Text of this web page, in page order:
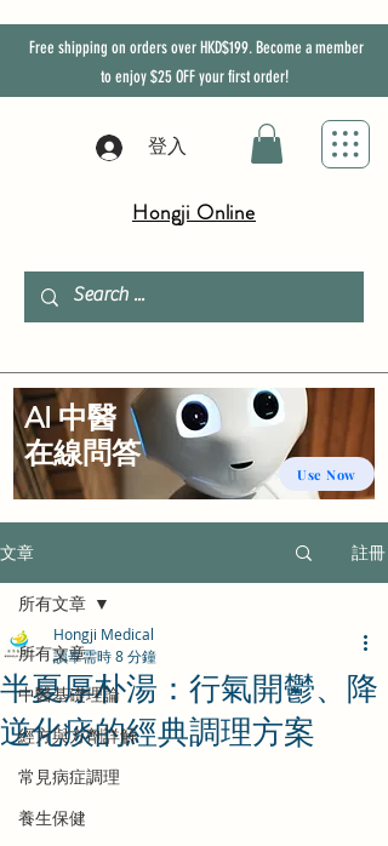
Free shipping on orders over HKD$199. Become a member
to enjoy$25 OFFyour first order!
登入
Hongji Online
文章 註冊
所有文章
中醫基礎理論
經方與方劑詳解
常見病症調理
養生保健
所有文章
半夏厚朴湯：行氣開鬱、降
逆化痰的經典調理方案
Hongji Medical
讀畢需時 8 分鐘
Use Now
AI 中醫
​在線問答